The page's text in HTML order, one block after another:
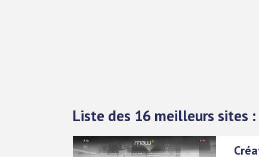
Liste des 16 meilleurs sites